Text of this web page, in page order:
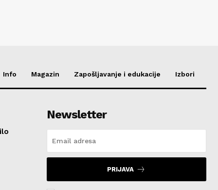
Info Magazin Zapošljavanje i edukacije Izbori
Newsletter
PRIJAVA